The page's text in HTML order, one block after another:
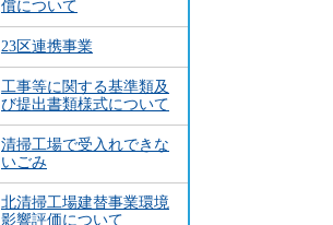
償について
23区連携事業
工事等に関する基準類及
び提出書類様式について
清掃工場で受入れできな
いごみ
北清掃工場建替事業環境
影響評価について